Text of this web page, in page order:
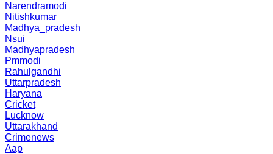
Narendramodi
Nitishkumar
Madhya_pradesh
Nsui
Madhyapradesh
Pmmodi
Rahulgandhi
Uttarpradesh
Haryana
Cricket
Lucknow
Uttarakhand
Crimenews
Aap